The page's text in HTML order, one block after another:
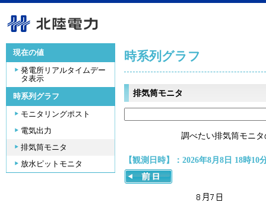
現在の値
発電所リアルタイムデー
タ表示
時系列グラフ
モニタリングポスト
電気出力
排気筒モニタ
放水ピットモニタ
時系列グラフ
排気筒モニタ
調べたい排気筒モニ
【観測日時】：2026年8月8日 18時10